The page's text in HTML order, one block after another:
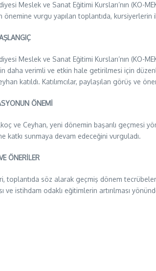
Meslek ve Sanat Eğitimi Kursları’nın (KO-
vurgu yapılan toplantıda, kursiyerlerin
Meslek ve Sanat Eğitimi Kursları’nın (KO-
daha verimli ve etkin hale getirilmesi için
katıldı. Katılımcılar, paylaşılan görüş ve
ÖNEMİ
ve Ceyhan, yeni dönemin başarılı
katkı sunmaya devam edeceğini vurguladı.
ÖNERİLER
toplantıda söz alarak geçmiş dönem
ve istihdam odaklı eğitimlerin artırılması